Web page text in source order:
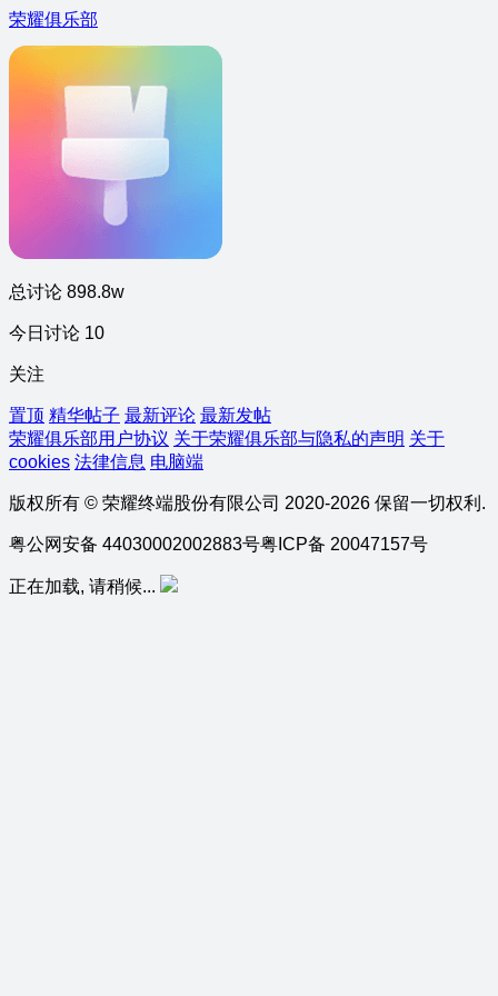
荣耀俱乐部
总讨论 898.8w
今日讨论 10
关注
置顶 精华帖子 最新评论 最新发帖
荣耀俱乐部用户协议 关于荣耀俱乐部与隐私的声明 关于
cookies 法律信息 电脑端
版权所有 © 荣耀终端股份有限公司 2020-2026 保留一切权利.
粤公网安备 44030002002883号粤ICP备 20047157号
正在加载, 请稍候...